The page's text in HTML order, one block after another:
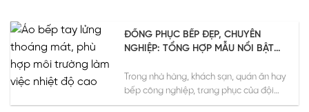
ĐỒNG PHỤC BẾP ĐẸP, CHUYÊN
NGHIỆP: TỔNG HỢP MẪU NỔI BẬT
Trong nhà hàng, khách sạn, quán ăn hay
bếp công nghiệp, trang phục của đội
ngũ chế biến...